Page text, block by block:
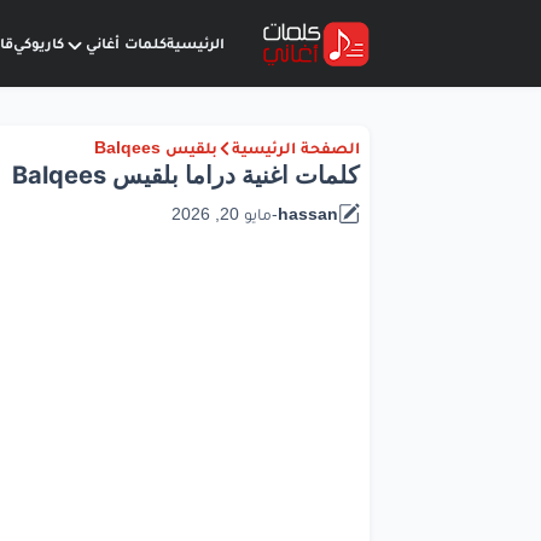
الرئيسيةكلمات أغاني كاريوكي
الصفحة الرئيسية بلقيس Balqees
كلمات اغنية دراما بلقيس Balqees
hassan
-مايو 20, 2026